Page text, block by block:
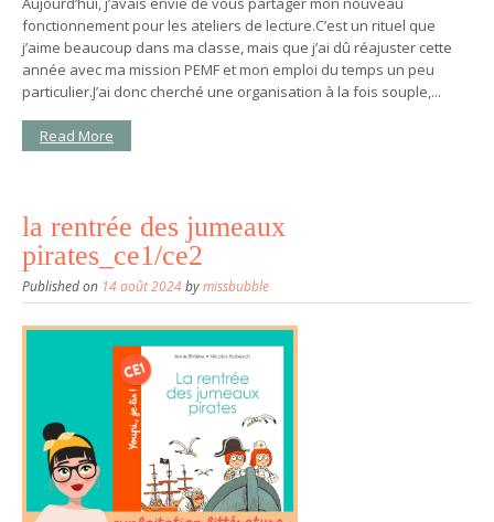
fonctionnement pour les ateliers de lecture.C’est un rituel que
j’aime beaucoup dans ma classe, mais que j’ai dû réajuster cette
année avec ma mission PEMF et mon emploi du temps un peu
particulier.J’ai donc cherché une organisation à la fois souple,...
Read More
la rentrée des jumeaux
pirates_ce1/ce2
Published on 14 août 2024bymissbubble